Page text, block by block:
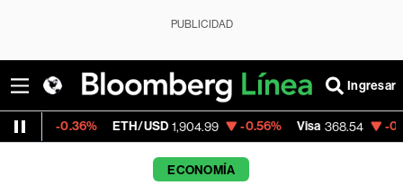
PUBLICIDAD
Ingresar
ETH/USD 1,904.99 -0.56% Visa 368.54 -0.28%
ECONOMÍA